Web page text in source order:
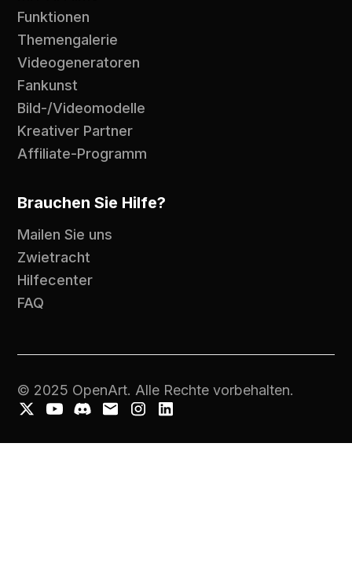
Funktionen
Themengalerie
Videogeneratoren
Fankunst
Bild-/Videomodelle
Kreativer Partner
Affiliate-Programm
Brauchen Sie Hilfe?
Mailen Sie uns
Zwietracht
Hilfecenter
FAQ
© 2025 OpenArt. Alle Rechte vorbehalten.